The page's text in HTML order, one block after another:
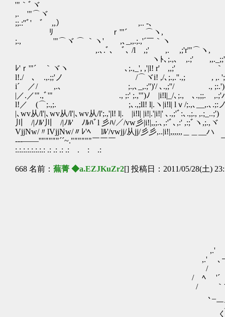
'"｀ﾞヾ
,. '"⌒ヾ
;;.:''ﾞ' ﾞ ,,） ,.. -､
ﾘ ｒ'"´ ⌒ヽ,
;., '"⌒ヾ ⌒ ｀ヽ' ,､
,.､.ﾞ､ ﾞ､ /l ,;' ,. ,;'r'"⌒ヽ, ＿
ヽﾄ､;.,､
ﾚ'ｒ'"´ ｀ヾヽ ､;.,_', ,'|l! r'ゞ,,;' ｀
l!./ゞ､ .,.;;'ノ /⌒ヾi! ,/
i´ ／/ ,.､ ;.,､_,.;'')'/ ､.,;''/ ., ;:.')
|／.／'".,ﾞ'" ., ;:' ;.,'")ﾉ |i!l|_/､;.,
l!／ (⌒;.,;. ;､.,;ll! l|.ヽ|i!l| lｖ/;.,､__,.､.;:ノ
|､wv从/l'|､wv从/l'|､wv从/l';.,'|l! l|. |i!l| |i!|.'|i!|' ､.,;'ﾞ:､.,;., ,.;_..;')
川 /|ﾉﾙ'川 /|ﾉﾙ' ﾉﾙﾊﾞl 彡ﾊ/／/vw彡|i!|,,;.､,:'ﾞ､,:' ,:;ﾞヽ,;.,ヾ
VjjNw/〃lVjjNw/〃ﾚ'ﾍ lﾙ'/vwjj/从jj/彡彡,..|i!|,,,,,,＿＿__ハ
---――''"""""´´~.""""""￣￣￣ ￣￣￣￣
:.:.:.:.:.:.:.: .: .: .: .: . : .:
668 名前： 蕪菁 ◆a.EZJKuZr2[] 投稿日：2011/05/28(土)
,.' ∧
,.' ､ｰ'
/ /くま
/ ﾍ '´￣｀ﾞ .ﾄ
/ ｀¨´
ゝ､_
￣)｀
く